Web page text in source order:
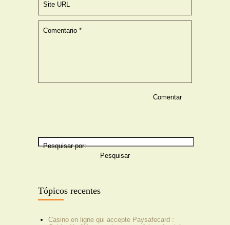
Site URL
Comentario *
Pesquisar por:
Tópicos recentes
Casino en ligne qui accepte Paysafecard :